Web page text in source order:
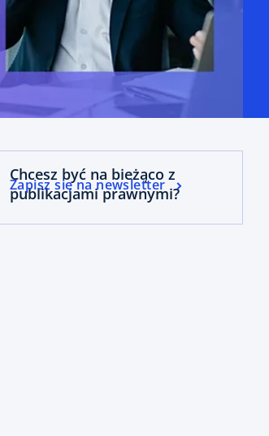
Chcesz być na bieżąco z
publikacjami prawnymi?
Zapisz się na newsletter